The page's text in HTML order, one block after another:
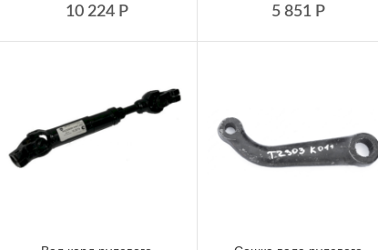
10 224 Р 5 851 Р